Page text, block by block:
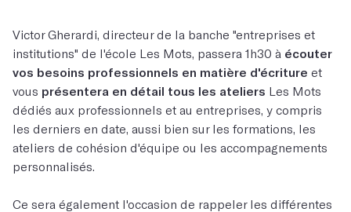
Victor Gherardi, directeur de la banche "entreprises et
institutions" de l'école Les Mots, passera 1h30 à écouter
vos besoins professionnels en matière d'écriture et
vous présentera en détail tous les ateliers Les Mots
dédiés aux professionnels et au entreprises, y compris
les derniers en date, aussi bien sur les formations, les
ateliers de cohésion d'équipe ou les accompagnements
personnalisés.
Ce sera également l'occasion de rappeler les différentes